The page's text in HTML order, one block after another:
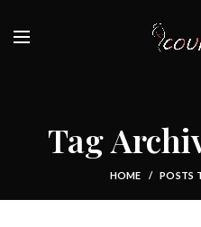
Tag
HOME POSTS